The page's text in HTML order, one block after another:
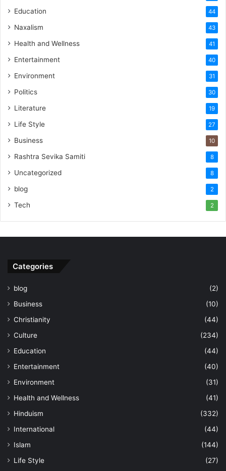
Education 44
Naxalism 43
Health and Wellness 41
Entertainment 40
Environment 31
Politics 30
Literature 19
Life Style 27
Business 10
Rashtra Sevika Samiti 8
Uncategorized 8
blog 2
Tech 2
Categories
blog
(2)
Business
(10)
Christianity
(44)
Culture
(234)
Education
(44)
Entertainment
(40)
Environment
(31)
Health and Wellness
(41)
Hinduism
(332)
International
(44)
Islam
(144)
Life Style
(27)